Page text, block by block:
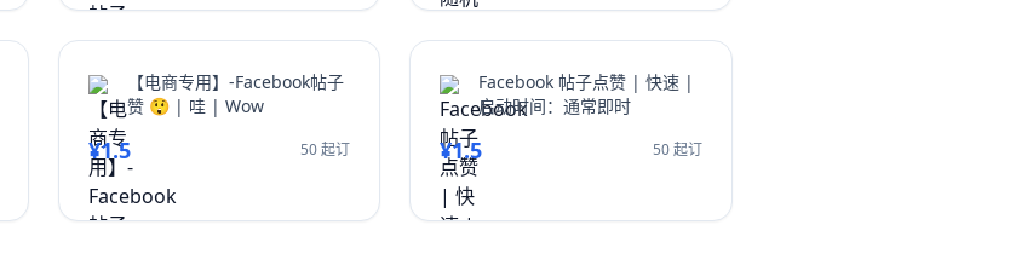
【电商专用】-Facebook帖子
赞 😲 | 哇 | Wow
¥1.5 50 起订
Facebook 帖子点赞 | 快速 |
启动时间：通常即时
¥1.5 50 起订